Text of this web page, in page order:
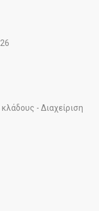
- Διαχείριση